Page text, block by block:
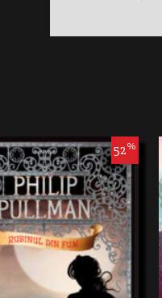
52%